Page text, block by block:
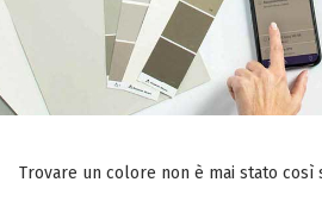
Trovare un colore non è mai stato così